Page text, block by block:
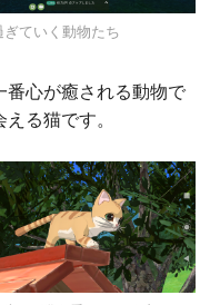
ていく動物たち
心が癒される動物で
る猫です。